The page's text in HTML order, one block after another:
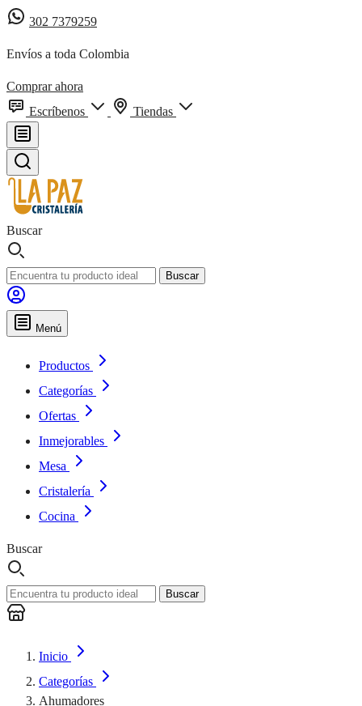
302 7379259
Envíos a toda Colombia
Comprar ahora
Escríbenos
Tiendas
Buscar
Buscar
Menú
Productos
Categorías
Ofertas
Inmejorables
Mesa
Cristalería
Cocina
Buscar
Buscar
Inicio
Categorías
Ahumadores